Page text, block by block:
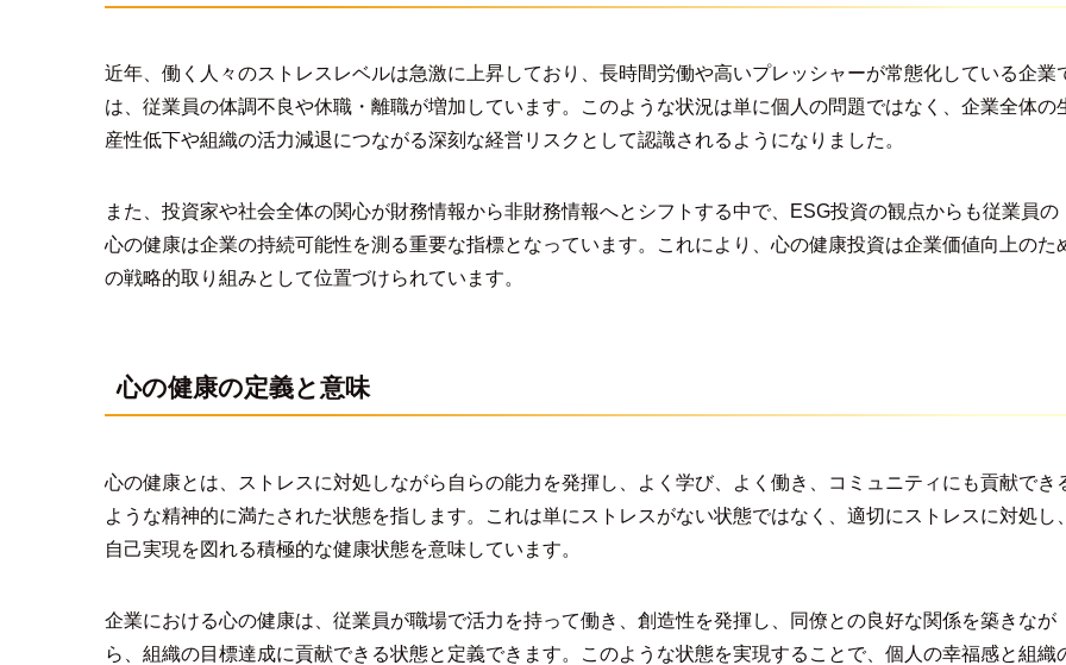
近年、働く人々のストレスレベルは急激に上昇しており、長時間労働や高いプレッシャーが常態化している企業
は、従業員の体調不良や休職・離職が増加しています。このような状況は単に個人の問題ではなく、企業全体の
産性低下や組織の活力減退につながる深刻な経営リスクとして認識されるようになりました。
また、投資家や社会全体の関心が財務情報から非財務情報へとシフトする中で、ESG投資の観点からも従業員の
心の健康は企業の持続可能性を測る重要な指標となっています。これにより、心の健康投資は企業価値向上のた
の戦略的取り組みとして位置づけられています。
心の健康の定義と意味
心の健康とは、ストレスに対処しながら自らの能力を発揮し、よく学び、よく働き、コミュニティにも貢献でき
ような精神的に満たされた状態を指します。これは単にストレスがない状態ではなく、適切にストレスに対処し、
自己実現を図れる積極的な健康状態を意味しています。
企業における心の健康は、従業員が職場で活力を持って働き、創造性を発揮し、同僚との良好な関係を築きなが
ら、組織の目標達成に貢献できる状態と定義できます。このような状態を実現することで、個人の幸福感と組織